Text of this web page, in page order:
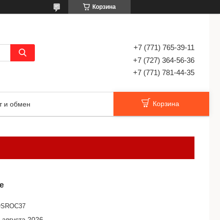
Корзина
+7 (771) 765-39-11
+7 (727) 364-56-36
+7 (771) 781-44-35
и обмен Корзина